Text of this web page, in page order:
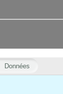
Données